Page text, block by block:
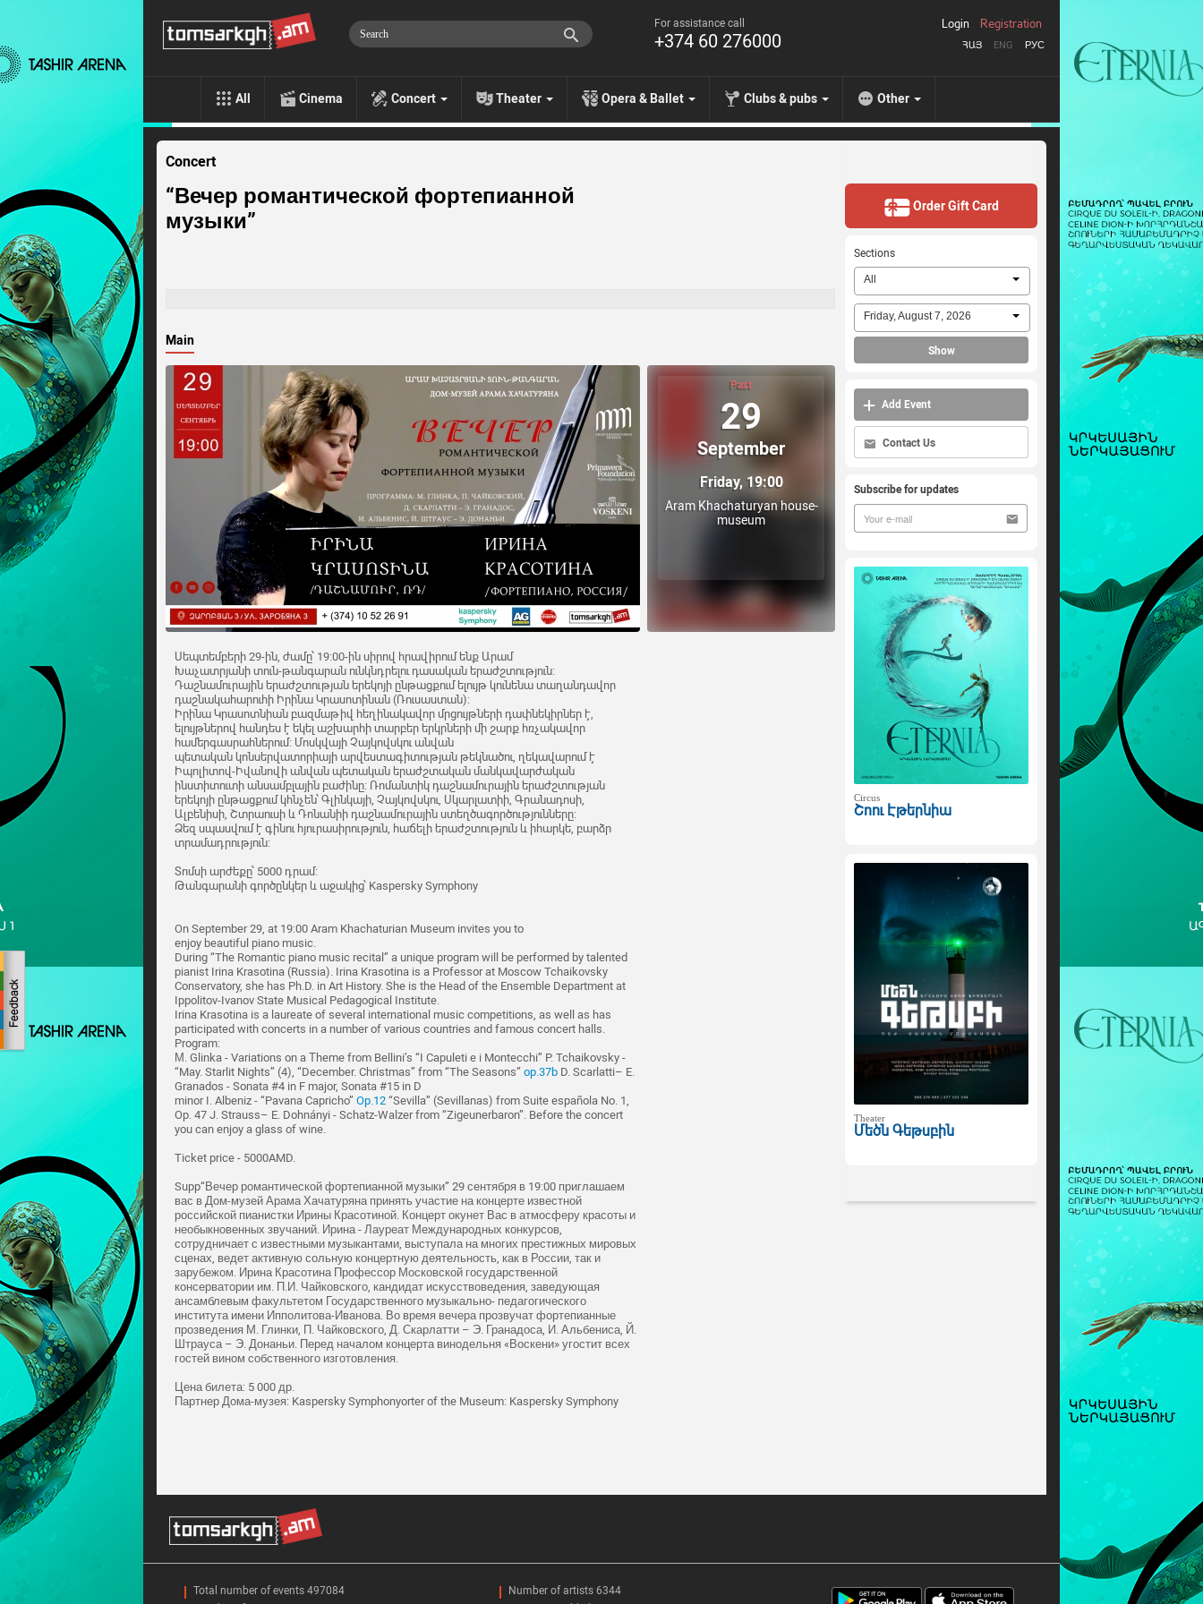
For assistance call
+374 60 276000 ՀԱՅ ENG РУС
Login Registration
All Cinema Concert Theater Opera & Ballet Clubs & pubs Other
Concert
“Вечер романтической фортепианной
музыки”
Main
Past
29
September
Friday, 19:00
Aram Khachaturyan house-
museum
Սեպտեմբերի 29-ին, ժամը՝ 19:00-ին սիրով հրավիրում ենք Արամ
Խաչատրյանի տուն-թանգարան ունկնդրելու դասական երաժշտություն:
Դաշնամուրային երաժշտության երեկոյի ընթացքում ելույթ կունենա տաղանդավոր
դաշնակահարուհի Իրինա Կրասոտինան (Ռուսաստան):
Իրինա Կրասոտնիան բազմաթիվ հեղինակավոր մրցույթների դափնեկիրներ է,
ելույթներով հանդես է եկել աշխարհի տարբեր երկրների մի շարք հռչակավոր
համերգասրահներում: Մոսկվայի Չայկովսկու անվան
պետական կոնսերվատորիայի արվեստագիտության թեկնածու, ղեկավարում է
Իպոլիտով-Իվանովի անվան պետական երաժշտական մանկավարժական
ինստիտուտի անսամբլային բաժինը: Ռոմանտիկ դաշնամուրային երաժշտության
երեկոյի ընթացքում կհնչեն՝ Գլինկայի, Չայկովսկու, Սկարլատիի, Գրանադոսի,
Ալբենիսի, Շտրաուսի և Դոնանիի դաշնամուրային ստեղծագործությունները:
Ձեզ սպասվում է գինու հյուրասիրություն, հաճելի երաժշտություն և իհարկե, բարձր
տրամադրություն:
Տոմսի արժեքը՝ 5000 դրամ:
Թանգարանի գործընկեր և աջակից՝ Kaspersky Symphony
On September 29, at 19:00 Aram Khachaturian Museum invites you to
enjoy beautiful piano music.
During “The Romantic piano music recital” a unique program will be performed by talented
pianist Irina Krasotina (Russia). Irina Krasotina is a Professor at Moscow Tchaikovsky
Conservatory, she has Ph.D. in Art History. She is the Head of the Ensemble Department at
Ippolitov-Ivanov State Musical Pedagogical Institute.
Irina Krasotina is a laureate of several international music competitions, as well as has
participated with concerts in a number of various countries and famous concert halls.
Program:
М. Glinka - Variations on a Тheme from Bellini’s “I Capuleti e i Montecchi” P. Tchaikovsky -
“May. Starlit Nights” (4), “December. Christmas” from “The Seasons” op.37b D. Scarlatti– E.
Granados - Sonata #4 in F major, Sonata #15 in D
minor I. Albeniz - “Pavana Capricho” Op.12 “Sevilla” (Sevillanas) from Suite española No. 1,
Op. 47 J. Strauss– E. Dohnányi - Schatz-Walzer from “Zigeunerbaron”. Before the concert
you can enjoy a glass of wine.
Ticket price - 5000AMD.
Supp“Вечер романтической фортепианной музыки” 29 сентября в 19:00 приглашаем
вас в Дом-музей Арама Хачатуряна принять участие на концерте известной
российской пианистки Ирины Красотиной. Концерт окунет Вас в атмосферу красоты и
необыкновенных звучаний. Ирина - Лауреат Международных конкурсов,
сотрудничает с известными музыкантами, выступала на многих престижных мировых
сценах, ведет активную сольную концертную деятельность, как в России, так и
зарубежом. Ирина Красотина Профессор Московской государственной
консерватории им. П.И. Чайковского, кандидат искусствоведения, заведующая
ансамблевым факультетом Государственного музыкально- педагогического
института имени Ипполитова-Иванова. Во время вечера прозвучат фортепианные
прозведения М. Глинки, П. Чайковского, Д. Скарлатти – Э. Гранадоса, И. Альбениса, Й.
Штрауса – Э. Донаньи. Перед началом концерта винодельня «Воскени» угостит всех
гостей вином собственного изготовления.
Цена билета: 5 000 др.
Партнер Дома-музея: Kaspersky Symphonyorter of the Museum: Kaspersky Symphony
Order Gift Card
Sections
All
Friday, August 7, 2026
Show
Add Event
Contact Us
Subscribe for updates
Circus
Շոու Էթերնիա
Theater
Մեծն Գեթսբին
Total number of events 497084
Number of artists 6344